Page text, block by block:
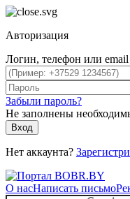
Авторизация
Логин, телефон или email
Забыли пароль?
Не заполнены
Вход
Нет аккаунта?
О насНаписать письмо